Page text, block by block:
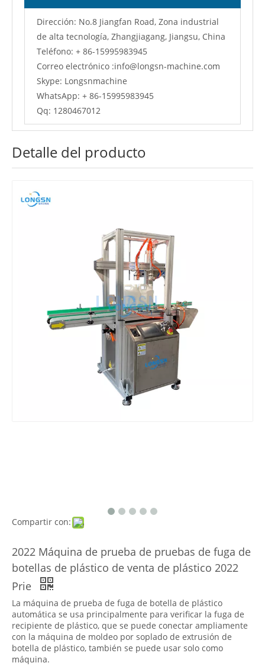
Dirección: No.8 Jiangfan Road, Zona industrial
de alta tecnología, Zhangjiagang, Jiangsu, China
Teléfono: + 86-15995983945
Correo electrónico :info@longsn-machine.com
Skype: Longsnmachine
WhatsApp: + 86-15995983945
Qq: 1280467012
Detalle del producto
Compartir con:
2022 Máquina de prueba de pruebas de fuga de
botellas de plástico de venta de plástico 2022
Prie
La máquina de prueba de fuga de botella de plástico
automática se usa principalmente para verificar la fuga de
recipiente de plástico, que se puede conectar ampliamente
con la máquina de moldeo por soplado de extrusión de
botella de plástico, también se puede usar solo como
máquina.